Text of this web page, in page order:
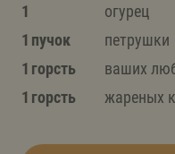
1
огурец
1 пучок
петрушки
1 горсть
ваших
1 горсть
жареных